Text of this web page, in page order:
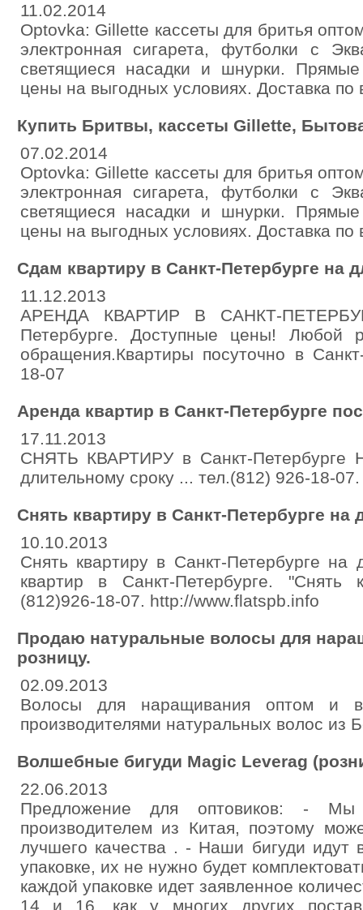
11.02.2014
Optovka: Gillette кассеты для бритья
электронная сигарета, футболки с
светящиеся насадки и шнурки.
цены на выгодных условиях. Доставка по
Купить Бритвы, кассеты Gillette,
07.02.2014
Optovka: Gillette кассеты для бритья
электронная сигарета, футболки с
светящиеся насадки и шнурки.
цены на выгодных условиях. Доставка по
Сдам квартиру в Санкт-Петербурге на
11.12.2013
АРЕНДА КВАРТИР В САНКТ-
Петербурге. Доступные цены! Любой
обращения.Квартиры посуточно в
18-07
Аренда квартир в Санкт-Петербурге
17.11.2013
СНЯТЬ КВАРТИРУ в Санкт-
длительному сроку ... тел.(812) 926-18-
Снять квартиру в Санкт-Петербурге на
10.10.2013
Снять квартиру в Санкт-Петербурге на
квартир в Санкт-Петербурге.
(812)926-18-07. http://www.flatspb.info
Продаю натуральные волосы для
розницу.
02.09.2013
Волосы для наращивания оптом и
производителями натуральных волос
Волшебные бигуди Magic Leverag
22.06.2013
Предложение для оптовиков: -
производителем из Китая, поэтому
лучшего качества . - Наши бигуди идут
упаковке, их не нужно будет
каждой упаковке идет заявленное
14 и 16, как у многих других